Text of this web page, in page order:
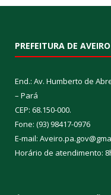
PREFEITURA DE AVEIRO
End.: Av. Humberto de
– Pará
CEP: 68.150-000.
Fone: (93) 98417-0976
E-mail:
Horário de atendimento: